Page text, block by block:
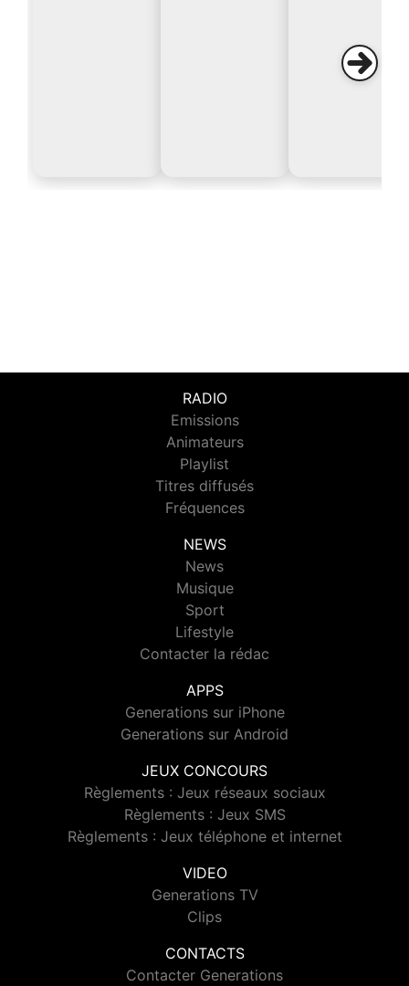
RADIO
Emissions
Animateurs
Playlist
Titres diffusés
Fréquences
NEWS
News
Musique
Sport
Lifestyle
Contacter la rédac
APPS
Generations sur iPhone
Generations sur Android
JEUX CONCOURS
Règlements : Jeux réseaux sociaux
Règlements : Jeux SMS
Règlements : Jeux téléphone et internet
VIDEO
Generations TV
Clips
CONTACTS
Contacter Generations